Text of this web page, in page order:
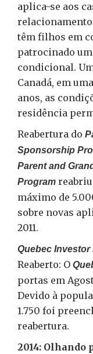
aplica-se aos
têm filhos em
patrocinado
condicional.
Canadá, em
anos, as
residência
Reabertura do
Sponsorship
Parent and
Program
máximo de
sobre novas
2011.
Quebec Investor
Reaberto: O
portas em
Devido à
1.750 foi
reabertura.
2014: Olhando